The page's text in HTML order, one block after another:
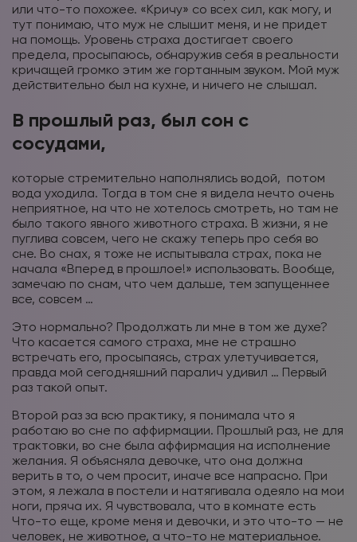
или что-то похожее. «Кричу» со всех сил, как могу, и
тут понимаю, что муж не слышит меня, и не придет
на помощь. Уровень страха достигает своего
предела, просыпаюсь, обнаружив себя в реальности
кричащей громко этим же гортанным звуком. Мой муж
действительно был на кухне, и ничего не слышал.
В прошлый раз, был сон с
сосудами,
которые стремительно наполнялись водой, потом
вода уходила. Тогда в том сне я видела нечто очень
неприятное, на что не хотелось смотреть, но там не
было такого явного животного страха. В жизни, я не
пуглива совсем, чего не скажу теперь про себя во
сне. Во снах, я тоже не испытывала страх, пока не
начала «Вперед в прошлое!» использовать. Вообще,
замечаю по снам, что чем дальше, тем запущеннее
все, совсем …
Это нормально? Продолжать ли мне в том же духе?
Что касается самого страха, мне не страшно
встречать его, просыпаясь, страх улетучивается,
правда мой сегодняшний паралич удивил … Первый
раз такой опыт.
Второй раз за всю практику, я понимала что я
работаю во сне по аффирмации. Прошлый раз, не для
трактовки, во сне была аффирмация на исполнение
желания. Я объясняла девочке, что она должна
верить в то, о чем просит, иначе все напрасно. При
этом, я лежала в постели и натягивала одеяло на мои
ноги, пряча их. Я чувствовала, что в комнате есть
Что-то еще, кроме меня и девочки, и это что-то — не
человек, не животное, а что-то не материальное.